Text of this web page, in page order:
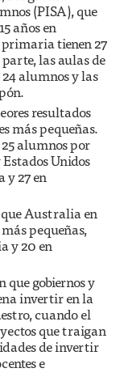
(PISA), que
años en
primaria tienen 27
las aulas de
alumnos y las
resultados
más pequeñas.
alumnos por
Unidos
y 27 en
Australia en
pequeñas,
y 20 en
que gobiernos y
invertir en la
cuando el
que traigan
de invertir
e